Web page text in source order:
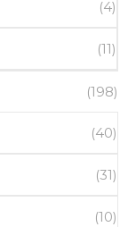
(4)
(11)
(198)
(40)
(31)
(10)